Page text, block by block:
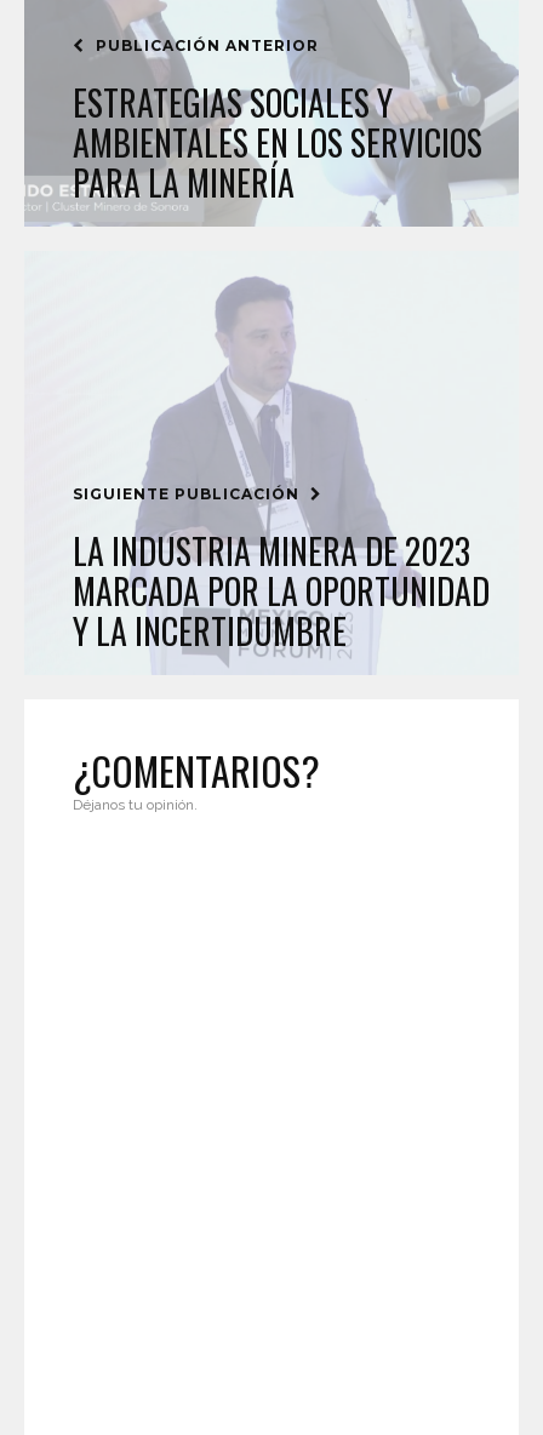
PUBLICACIÓN ANTERIOR
ESTRATEGIAS SOCIALES Y
AMBIENTALES EN LOS SERVICIOS
PARA LA MINERÍA
SIGUIENTE PUBLICACIÓN
LA INDUSTRIA MINERA DE 2023
MARCADA POR LA OPORTUNIDAD
Y LA INCERTIDUMBRE
¿COMENTARIOS?
Déjanos tu opinión.